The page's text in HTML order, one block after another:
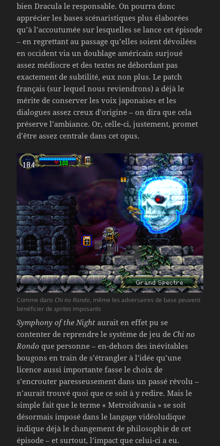
bien Dracula le responsable. On pourra donc
apprécier les bases scénaristiques plus élaborées
qu’à l’accoutumée sur lesquelles se lance cet épisode
– en regrettant au passage qu’elles soient dévoilées
en occident via un doublage américain surjoué
assez médiocre et des textes ne débordant pas
exactement de subtilité, eux non plus. Le patch
français (sur lequel nous reviendrons) a déjà le
mérite de conserver les voix japonaises et les
dialogues assez creux d’origine – on dira que cela
préserve l’ambiance. Or, celle-ci, justement, promet
d’être assez centrale dans cet opus.
Comme dans Chi no Rondo, même les adversaires de base peuvent
bénéficier desprites imposants
Symphony of the Night aurait en effet pu se
contenter de reprendre le système de jeu deChi no
Rondo que personne – en-dehors des inévitables
bougons en train de s’étrangler à l’idée qu’une
licence aussi importante fasse le choix de
s’encrouter paresseusement dans un passé révolu –
n’aurait trouvé quoi que ce soit à y redire. Mais le
simple fait que le terme « Metroidvania » se soit
désormais imposé dans le langage vidéoludique
indique déjà le changement de philosophie de cet
épisode – et surtout, l’impact que celui-ci a eu.